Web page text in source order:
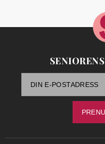
SENIORENS